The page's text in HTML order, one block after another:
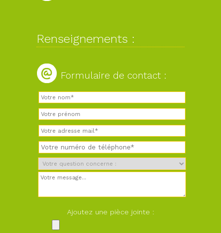
Renseignements :
Formulaire de contact :
Ajoutez une pièce jointe :